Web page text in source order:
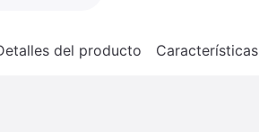
del producto Características